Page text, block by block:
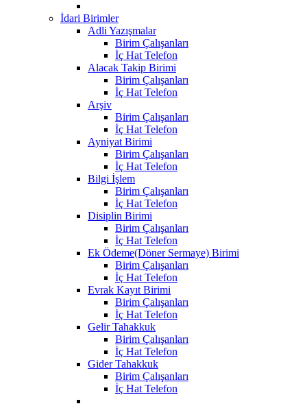
İdari Birimler
Adli Yazışmalar
Birim Çalışanları
İç Hat Telefon
Alacak Takip Birimi
Birim Çalışanları
İç Hat Telefon
Arşiv
Birim Çalışanları
İç Hat Telefon
Ayniyat Birimi
Birim Çalışanları
İç Hat Telefon
Bilgi İşlem
Birim Çalışanları
İç Hat Telefon
Disiplin Birimi
Birim Çalışanları
İç Hat Telefon
Ek Ödeme(Döner Sermaye) Birimi
Birim Çalışanları
İç Hat Telefon
Evrak Kayıt Birimi
Birim Çalışanları
İç Hat Telefon
Gelir Tahakkuk
Birim Çalışanları
İç Hat Telefon
Gider Tahakkuk
Birim Çalışanları
İç Hat Telefon